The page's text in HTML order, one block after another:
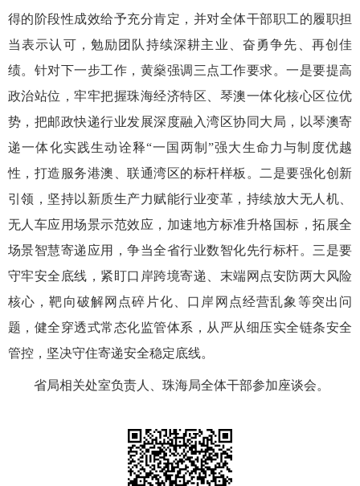
得的阶段性成效给予充分肯定，并对全体干部职工的履职担
当表示认可，勉励团队持续深耕主业、奋勇争先、再创佳
绩。针对下一步工作，黄燊强调三点工作要求。一是要提高
政治站位，牢牢把握珠海经济特区、琴澳一体化核心区位优
势，把邮政快递行业发展深度融入湾区协同大局，以琴澳寄
递一体化实践生动诠释“一国两制”强大生命力与制度优越
性，打造服务港澳、联通湾区的标杆样板 。 二是要强化创新
引领，坚持以新质生产力赋能行业变革，持续放大无人机、
无人车应用场景示范效应，加速地方标准升格国标，拓展全
场景智慧寄递应用，争当全省行业数智化先行标杆。 三是要
守牢安全底线，紧盯口岸跨境寄递、末端网点安防两大风险
核心，靶向破解网点碎片化、口岸 网点经营乱象等突出问
题，健全穿透式常态化监管体系，从严从细压实全链条安全
管控，坚决守住寄递安全稳定底线。
省局相关处室负责人、珠海局全体干部参加座谈会。